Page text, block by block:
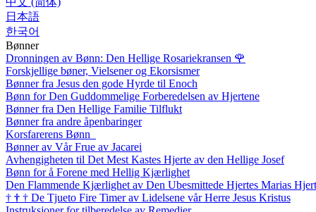
日本語
한국어
Bønner
Dronningen av Bønn: Den Hellige Rosariekransen 🌹
Forskjellige bøner, Vielsener og Ekorsismer
Bønner fra Jesus den gode Hyrde til Enoch
Bønn for Den Guddommelige Forberedelsen av Hjertene
Bønner fra Den Hellige Familie Tilflukt
Bønner fra andre åpenbaringer
Korsfarerens Bønn
Bønner av Vår Frue av Jacarei
Avhengigheten til Det Mest Kastes Hjerte av den Hellige Josef
Bønn for å Forene med Hellig Kjærlighet
Den Flammende Kjærlighet av Den Ubesmittede Hjertes Marias
† † † De Tjueto Fire Timer av Lidelsene vår Herre Jesus Kristus